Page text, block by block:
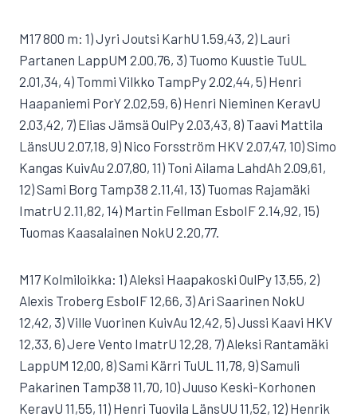
M17 800 m: 1) Jyri Joutsi KarhU 1.59,43, 2) Lauri
Partanen LappUM 2.00,76, 3) Tuomo Kuustie TuUL
2.01,34, 4) Tommi Vilkko TampPy 2.02,44, 5) Henri
Haapaniemi PorY 2.02,59, 6) Henri Nieminen KeravU
2.03,42, 7) Elias Jämsä OulPy 2.03,43, 8) Taavi Mattila
LänsUU 2.07,18, 9) Nico Forsström HKV 2.07,47, 10) Simo
Kangas KuivAu 2.07,80, 11) Toni Ailama LahdAh 2.09,61,
12) Sami Borg Tamp38 2.11,41, 13) Tuomas Rajamäki
ImatrU 2.11,82, 14) Martin Fellman EsboIF 2.14,92, 15)
Tuomas Kaasalainen NokU 2.20,77.
M17 Kolmiloikka: 1) Aleksi Haapakoski OulPy 13,55, 2)
Alexis Troberg EsboIF 12,66, 3) Ari Saarinen NokU
12,42, 3) Ville Vuorinen KuivAu 12,42, 5) Jussi Kaavi HKV
12,33, 6) Jere Vento ImatrU 12,28, 7) Aleksi Rantamäki
LappUM 12,00, 8) Sami Kärri TuUL 11,78, 9) Samuli
Pakarinen Tamp38 11,70, 10) Juuso Keski-Korhonen
KeravU 11,55, 11) Henri Tuovila LänsUU 11,52, 12) Henrik